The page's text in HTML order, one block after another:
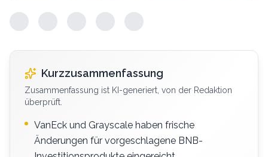
Kurzzusammenfassung
Zusammenfassung ist KI-generiert, von der Redaktion
überprüft.
VanEck und Grayscale haben frische
Änderungen für vorgeschlagene BNB-